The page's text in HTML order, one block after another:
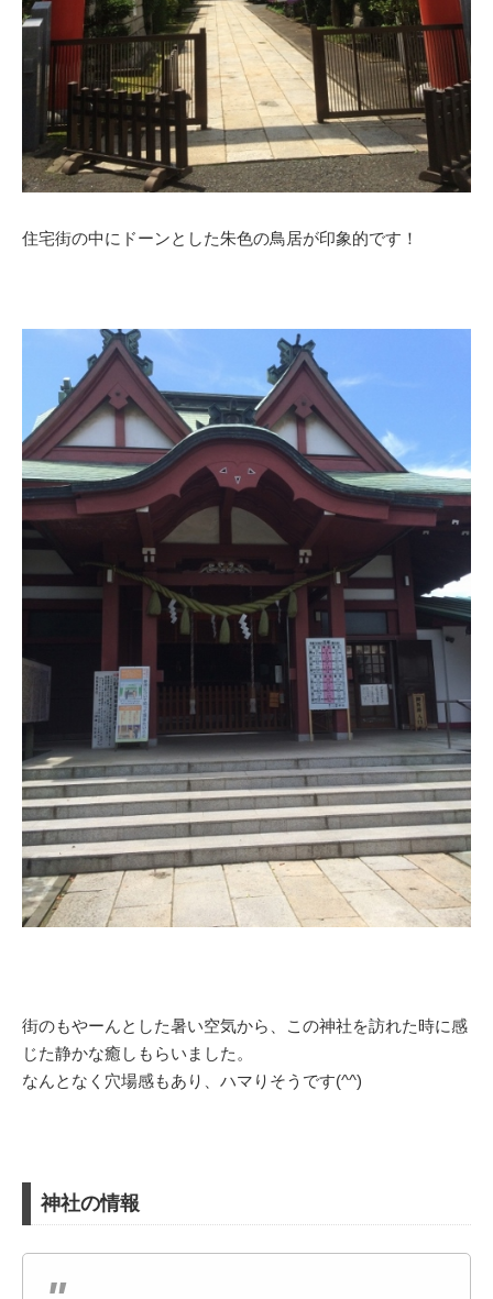
住宅街の中にドーンとした朱色の鳥居が印象的です！
街のもやーんとした暑い空気から、この神社を訪れた時に感
じた静かな癒しもらいました。
なんとなく穴場感もあり、ハマりそうです(^^)
神社の情報